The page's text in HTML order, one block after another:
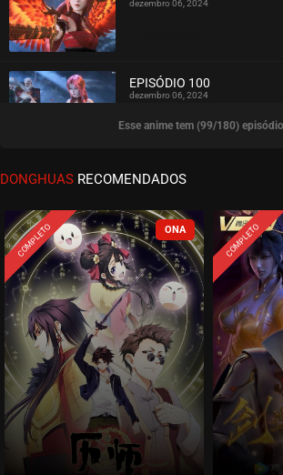
dezembro 06, 2024
ASSISTIDO
EPISÓDIO 100
dezembro 06, 2024
ASSISTIDO
EPISÓDIO 99
ASSISTIDO
EPISÓDIO 98
novembro 26, 2024
ASSISTIDO
EPISÓDIO 97
novembro 26, 2024
EPISÓDIO 96
novembro 26, 2024
Esse anime tem (99/180)
DONGHUAS RECOMENDADOS
COMPLETO COMPLETO